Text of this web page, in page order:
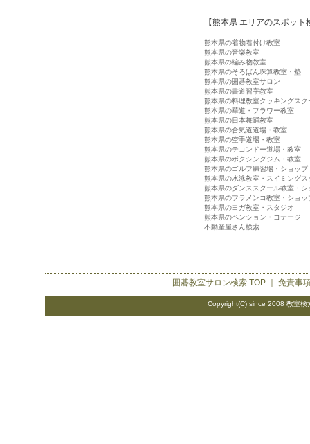
【熊本県 エリアのスポット
熊本県の着物着付け教室
熊本県の音楽教室
熊本県の編み物教室
熊本県のそろばん珠算教室・塾
熊本県の囲碁教室サロン
熊本県の書道習字教室
熊本県の料理教室クッキングスク
熊本県の華道・フラワー教室
熊本県の日本舞踊教室
熊本県の合気道道場・教室
熊本県の空手道場・教室
熊本県のテコンドー道場・教室
熊本県のボクシングジム・教室
熊本県のゴルフ練習場・ショップ
熊本県の水泳教室・スイミングス
熊本県のダンススクール教室・シ
熊本県のフラメンコ教室・ショッ
熊本県のヨガ教室・スタジオ
熊本県のペンション・コテージ
不動産屋さん検索
囲碁教室サロン検索TOP ｜ 免責事
Copyright(C) since 2008 教室検